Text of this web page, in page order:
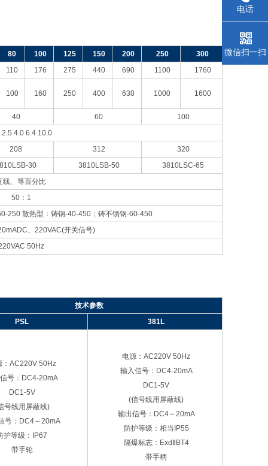
80 100 125 150 200 250
300
110
176 275 440 690 1100 1760
100 160 250 400 630 1000 1600
40 60
100
2.5 4.0 6.4 10.0
208
312
320
30
3810LSB-50
3810LSC-65
线、等百分比
50：1
250 散热型：铸钢-40-450；铸不锈钢-60-450
、220VAC(开关信号)
50Hz
技术参数
PSL
381L
：AC220V 50Hz
号：DC4-20mA
DC1-5V
号线用屏蔽线)
号：DC4～20mA
护等级：IP67
带手轮
电源：AC220V 50Hz
输入信号：DC4-20mA
DC1-5V
(信号线用屏蔽线)
输出信号：DC4～20mA
防护等级：相当IP55
隔爆标志：ExdⅡBT4
带手柄
电话
微信扫一扫